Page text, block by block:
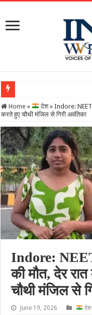
Home » देश » Indore: NEET
करते हुए चौथी मंजिल से गिरी अवंतिका
Indore:
की मौत, देर
चौथी मंजिल से
June 19, 2026 देश